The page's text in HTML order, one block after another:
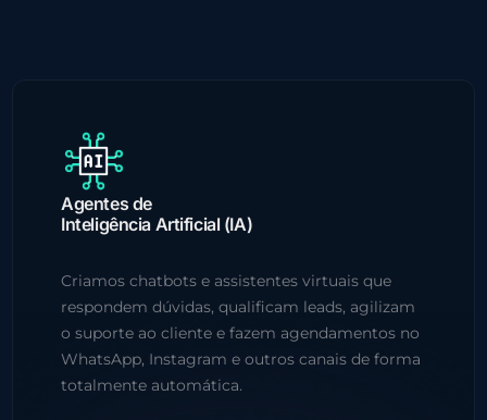
Agentes de
Inteligência Artificial (IA)
Criamos chatbots e assistentes virtuais que
respondem dúvidas, qualificam leads, agilizam
o suporte ao cliente e fazem agendamentos no
WhatsApp, Instagram e outros canais de forma
totalmente automática.